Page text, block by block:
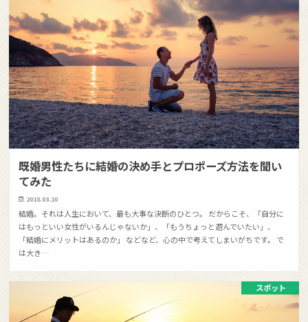
既婚男性たちに結婚の決め手とプロポーズ方法を聞い
てみた
2018.03.10
結婚。それは人生において、最も大事な決断のひとつ。 だからこそ、「自分に
はもっといい女性がいるんじゃないか」、「もうちょっと遊んでいたい」、
「結婚にメリットはあるのか」 などなど、心の中で考えてしまいがちです。 で
は大き…
スポット